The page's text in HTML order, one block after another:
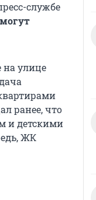
службе
могут
на улице
ранее, что
и детскими
ЖК